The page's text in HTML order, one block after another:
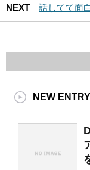
NEXT
話してて面
NEW ENTRY